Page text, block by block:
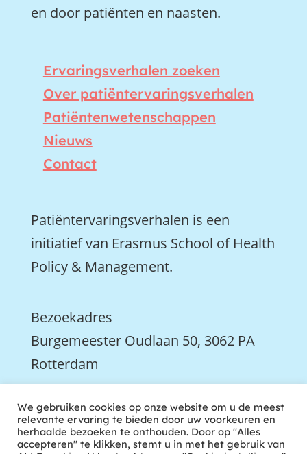
en door patiënten en naasten.
Ervaringsverhalen zoeken
Over patiëntervaringsverhalen
Patiëntenwetenschappen
Nieuws
Contact
Patiëntervaringsverhalen is een
initiatief van Erasmus School of Health
Policy & Management.
Bezoekadres
Burgemeester Oudlaan 50, 3062 PA
Rotterdam
 We zijn ook actief op LinkedIn
We gebruiken cookies op onze website om u de meest
relevante ervaring te bieden door uw voorkeuren en
herhaalde bezoeken te onthouden. Door op "Alles
accepteren" te klikken, stemt u in met het gebruik van